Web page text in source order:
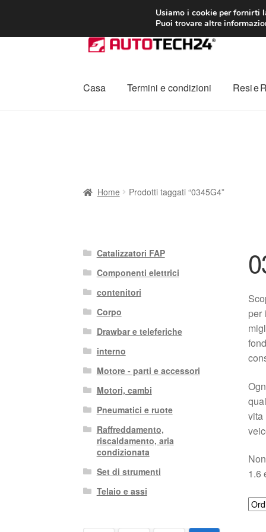
CONSEGNA da
Vai
alla
Vai
al
Casa
Termini e condizioni Resi e
Home Prodotti taggati “0345G4”
per
vita
1.6
Catalizzatori FAP
Componenti elettrici
contenitori
Corpo
Drawbar e teleferiche
interno
Motore - parti e accessori
Motori, cambi
Pneumatici e ruote
Raffreddamento,
riscaldamento, aria
condizionata
Set di strumenti
Telaio e assi
Usiamo i cookie per fornirti
Puoi trovare altre